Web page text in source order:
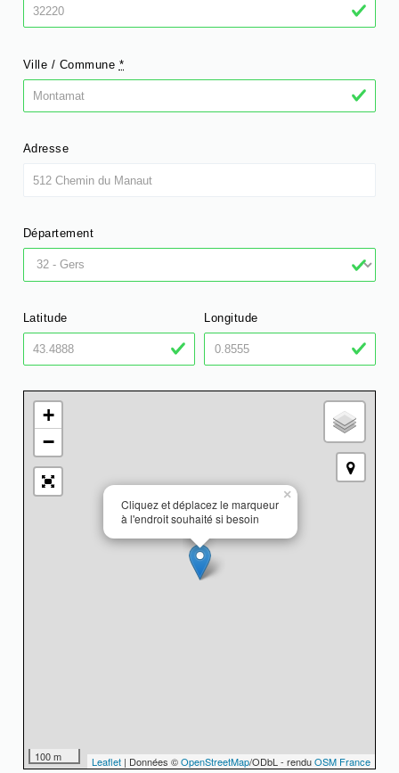
Ville / Commune *
Adresse
Département
Latitude Longitude
Cliquez et déplacez le marqueur
à l'endroit souhaité si besoin
×
+
−
100 m Leaflet | Données ©OpenStreetMap/ODbL - renduOSM France